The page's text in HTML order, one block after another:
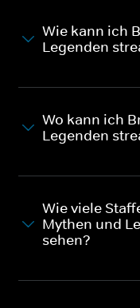
Wie kann ich
Legenden
Wo kann ich
Legenden
Wie viele
Mythen und
sehen?